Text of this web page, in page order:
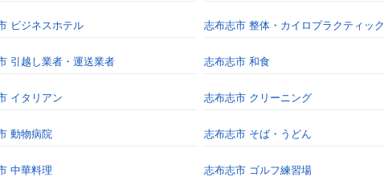
ビジネスホテル 志布志市 整体・カイロプラクティック
引越し業者・運送業者 志布志市 和食
イタリアン 志布志市 クリーニング
動物病院 志布志市 そば・うどん
中華料理 志布志市 ゴルフ練習場